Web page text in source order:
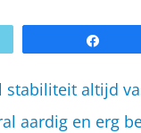
stabiliteit altijd
aardig en erg